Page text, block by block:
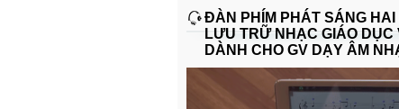
ĐÀN PHÍM PHÁT SÁNG HAI
LƯU TRỮ NHẠC GIÁO DỤC
DÀNH CHO GV DẠY ÂM